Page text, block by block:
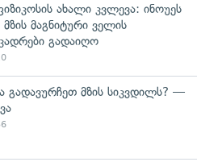
ახალი კვლევა: ინოუეს
მაგნიტური ველის
გადაიღო
მზის სიკვდილს? —